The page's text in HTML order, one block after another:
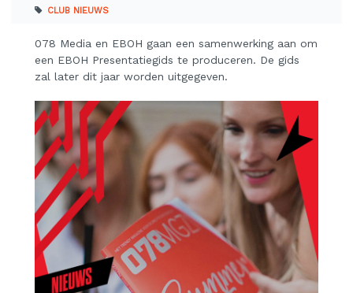
CLUB NIEUWS
078 Media en EBOH gaan een samenwerking aan om
een EBOH Presentatiegids te produceren. De gids
zal later dit jaar worden uitgegeven.